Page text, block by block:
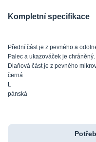
Kompletní specifikace
Přední část je z pevného a
Palec a ukazováček je chráněný.
Dlaňová část je z pevného
černá
L
pánská